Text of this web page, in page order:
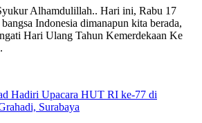
Alhamdulillah.. Hari ini, Rabu 17
Indonesia dimanapun kita berada,
Hari Ulang Tahun Kemerdekaan Ke
Hadiri Upacara HUT RI ke-77 di
Surabaya